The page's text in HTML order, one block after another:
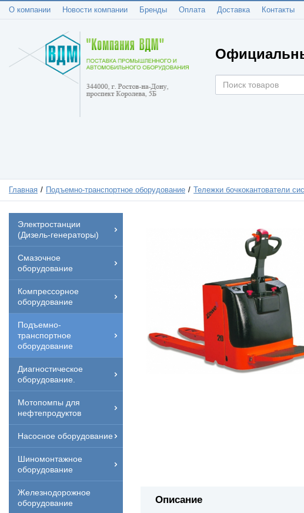
О компании Новости компании Бренды Оплата Доставка Контакты
Главная Подъемно-транспортное оборудование Тележки бочкокантователи
Электростанции
(Дизель-генераторы)
Смазочное
оборудование
Компрессорное
оборудование
Подъемно-
транспортное
оборудование
Диагностическое
оборудование.
Мотопомпы для
нефтепродуктов
Насосное оборудование
Шиномонтажное
оборудование
Железнодорожное
оборудование
Описание